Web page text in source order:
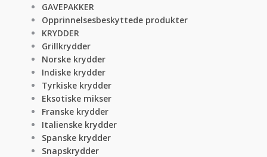
GAVEPAKKER
Opprinnelsesbeskyttede produkter
KRYDDER
Grillkrydder
Norske krydder
Indiske krydder
Tyrkiske krydder
Eksotiske mikser
Franske krydder
Italienske krydder
Spanske krydder
Snapskrydder